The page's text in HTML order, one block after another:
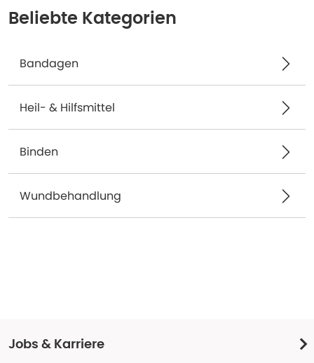
Beliebte Kategorien
Bandagen
Heil- & Hilfsmittel
Binden
Wundbehandlung
Jobs & Karriere